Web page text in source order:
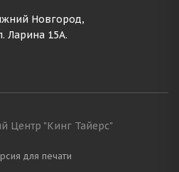
Новгород,
Ларина 15А.
Центр "Кинг Тайерс"
для печати